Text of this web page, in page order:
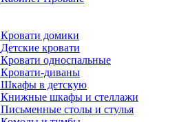
Кровати домики
Детские кровати
Кровати односпальные
Кровати-диваны
Шкафы в детскую
Книжные шкафы и стеллажи
Письменные столы и стулья